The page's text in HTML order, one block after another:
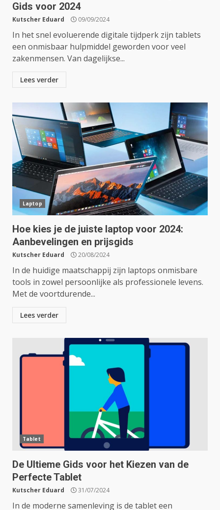
Gids voor 2024
Kutscher Eduard 09/09/2024
In het snel evoluerende digitale tijdperk zijn tablets
een onmisbaar hulpmiddel geworden voor veel
zakenmensen. Van dagelijkse...
Lees verder
Laptop
Hoe kies je de juiste laptop voor 2024:
Aanbevelingen en prijsgids
Kutscher Eduard 20/08/2024
In de huidige maatschappij zijn laptops onmisbare
tools in zowel persoonlijke als professionele levens.
Met de voortdurende...
Lees verder
Tablet
De Ultieme Gids voor het Kiezen van de
Perfecte Tablet
Kutscher Eduard 31/07/2024
In de moderne samenleving is de tablet een